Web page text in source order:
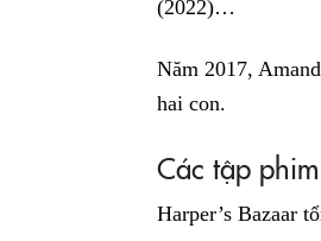
(2022)…
Năm 2017,
hai con.
Các tập
Harper’s Bazaar